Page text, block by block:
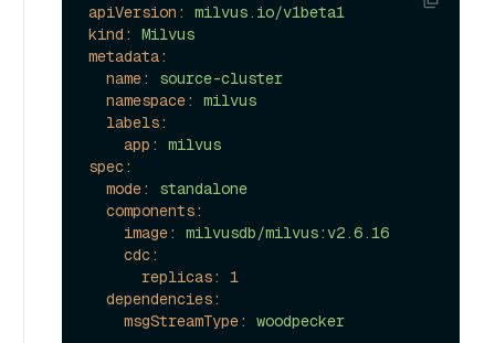
apiVersion:
milvus.io/v1beta1
kind:
Milvus
metadata:
name:
source-cluster
namespace:
milvus
labels:
app:
milvus
spec:
mode:
standalone
components:
image:
milvusdb/milvus:v2.6.16
cdc:
replicas:
1
dependencies:
msgStreamType:
woodpecker